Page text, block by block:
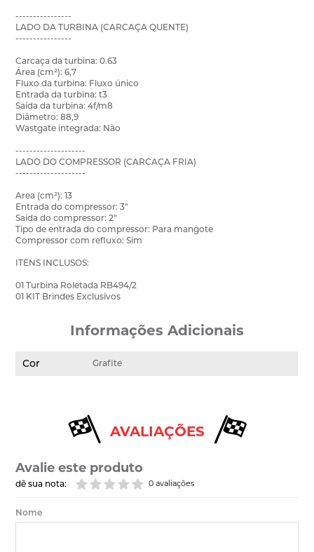
----------------
LADO DA TURBINA (CARCAÇA QUENTE)
----------------
Carcaça da turbina: 0.63
Área (cm²): 6,7
Fluxo da turbina: Fluxo único
Entrada da turbina: t3
Saída da turbina: 4f/m8
Diâmetro: 88,9
Wastgate integrada: Não
--------------------
LADO DO COMPRESSOR (CARCAÇA FRIA)
--------------------
Area (cm²): 13
Entrada do compressor: 3"
Saida do compressor: 2"
Tipo de entrada do compressor: Para mangote
Compressor com refluxo: Sim
ITENS INCLUSOS:
01 Turbina Roletada RB494/2
01 KIT Brindes Exclusivos
Informações Adicionais
Cor Grafite
AVALIAÇÕES
Avalie este produto
0 avaliações
dê sua nota:
Nome